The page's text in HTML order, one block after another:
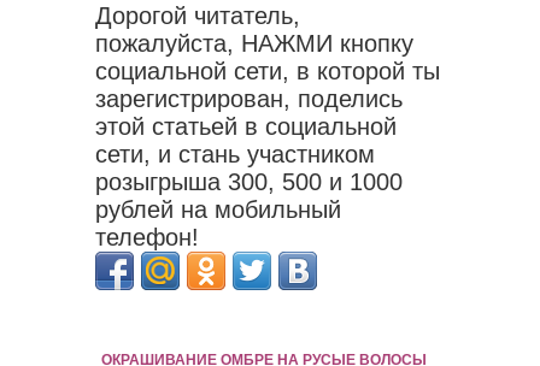
Дорогой читатель,
пожалуйста, НАЖМИ кнопку
социальной сети, в которой ты
зарегистрирован, поделись
этой статьей в социальной
сети, и стань участником
розыгрыша 300, 500 и 1000
рублей на мобильный
телефон!
ОКРАШИВАНИЕ ОМБРЕ НА РУСЫЕ ВОЛОСЫ